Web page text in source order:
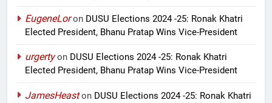
EugeneLoron DUSU Elections 2024 -25: Ronak Khatri
Elected President, Bhanu Pratap Wins Vice-President
urgertyon DUSU Elections 2024 -25: Ronak Khatri
Elected President, Bhanu Pratap Wins Vice-President
JamesHeaston DUSU Elections 2024 -25: Ronak Khatri